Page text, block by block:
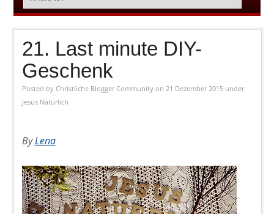
21. Last minute DIY-
Geschenk
Posted by Christliche Blogger Community on 21 Dezember 2015 under
Jesus Natürlich
ByLena